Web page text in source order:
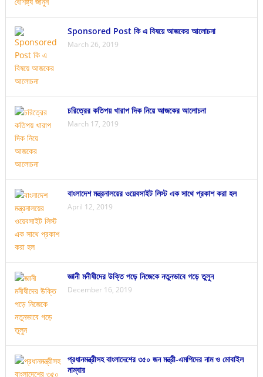
Sponsored Post কি এ বিষয়ে আজকের আলোচনা
March 26, 2019
চরিত্রের কতিপয় খারাপ দিক নিয়ে আজকের আলোচনা
March 17, 2019
বাংলাদেশ মন্ত্রনালয়ের ওয়েবসাইট লিস্ট এক সাথে প্রকাশ করা হল
April 12, 2019
জ্ঞানী মনীষীদের উক্তি পড়ে নিজেকে নতুনভাবে গড়ে তুলুন
December 16, 2019
প্রধানমন্ত্রীসহ বাংলাদেশের ৩৫০ জন মন্ত্রী-এমপিদের নাম ও মোবাইল
নাম্বার